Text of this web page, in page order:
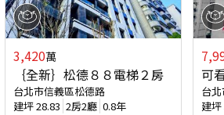
3,420萬
｛全新｝松德８８電梯２房
台北市信義區松德路
建坪28.83 2房2廳 0.8年
可
台
建坪